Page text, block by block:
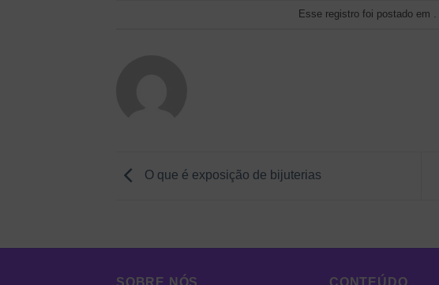
Esse registro foi postado em .
O que é exposição de bijuterias
SOBRE NÓS CONTEÚDO